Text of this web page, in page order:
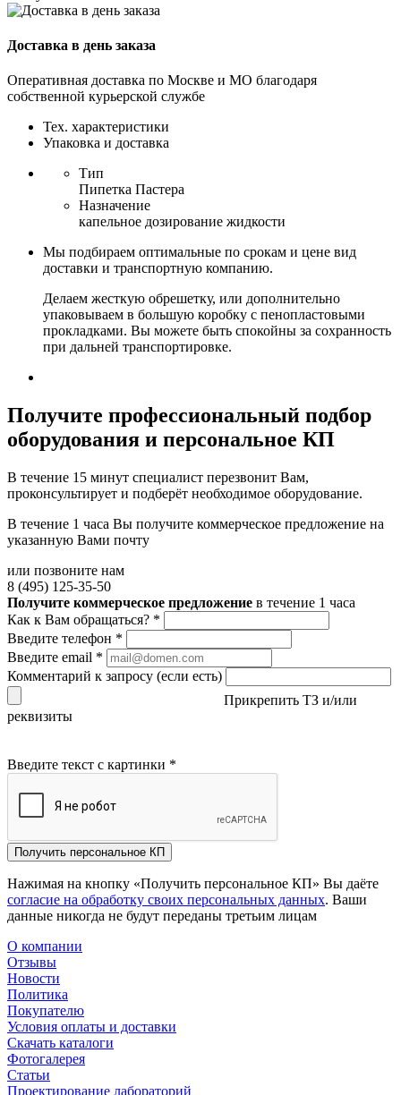
Доставка в день заказа
Оперативная доставка по Москве и МО благодаря
собственной курьерской службе
Тех. характеристики
Упаковка и доставка
Тип
Пипетка Пастера
Назначение
капельное дозирование жидкости
Мы подбираем оптимальные по срокам и цене вид
доставки и транспортную компанию.
Делаем жесткую обрешетку, или дополнительно
упаковываем в большую коробку с пенопластовыми
прокладками. Вы можете быть спокойны за сохранность
при дальней транспортировке.
Получите профессиональный подбор
оборудования и персональное КП
В течение 15 минут специалист перезвонит Вам,
проконсультирует и подберёт необходимое оборудование.
В течение 1 часа Вы получите коммерческое предложение на
указанную Вами почту
или позвоните нам
8 (495) 125-35-50
Получите коммерческое предложение в течение 1 часа
Как к Вам обращаться? *
Введите телефон *
Введите email *
Комментарий к запросу (если есть)
Прикрепить ТЗ и/или
реквизиты
Введите текст с картинки *
Получить персональное КП
Нажимая на кнопку «Получить персональное КП» Вы даёте
согласие на обработку своих персональных данных. Ваши
данные никогда не будут переданы третьим лицам
О компании
Отзывы
Новости
Политика
Покупателю
Условия оплаты и доставки
Скачать каталоги
Фотогалерея
Статьи
Проектирование лабораторий